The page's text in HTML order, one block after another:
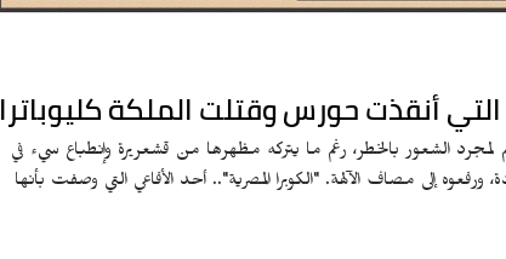
أنقذت حورس وقتلت الملكة كليوباترا
لمجرد الشعور بالخطر، رغم ما يتركه مظهرها من قشعريرة وإنطباع سيء في
ورفعوه إلى مصاف الآلهة. "الكوبرا المصرية".. أحد الأفاعي التي وصفت بأنها